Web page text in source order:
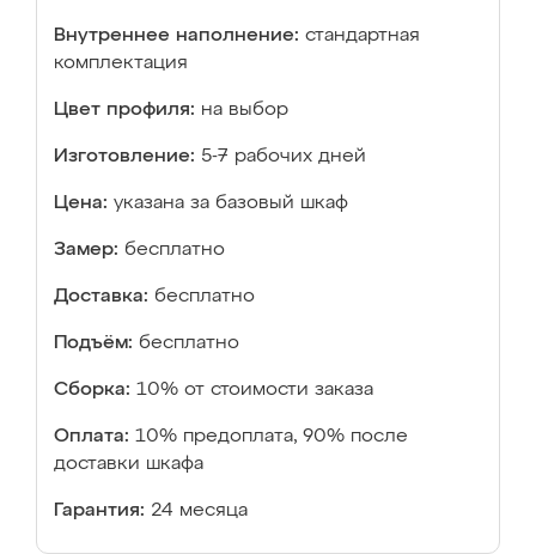
Внутреннее наполнение: стандартная
комплектация
Цвет профиля: на выбор
Изготовление: 5-7 рабочих дней
Цена: указана за базовый шкаф
Замер: бесплатно
Доставка: бесплатно
Подъём: бесплатно
Сборка: 10% от стоимости заказа
Оплата: 10% предоплата, 90% после
доставки шкафа
Гарантия: 24 месяца